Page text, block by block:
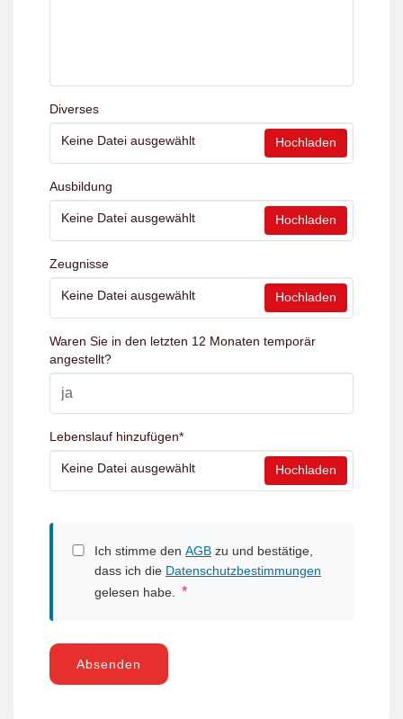
Diverses
Keine Datei ausgewählt Hochladen
Ausbildung
Keine Datei ausgewählt Hochladen
Zeugnisse
Keine Datei ausgewählt Hochladen
Waren Sie in den letzten 12 Monaten temporär
angestellt?
Lebenslauf hinzufügen*
Keine Datei ausgewählt Hochladen
Ich stimme den AGB zu und bestätige,
dass ich die Datenschutzbestimmungen
gelesen habe.
*
Absenden